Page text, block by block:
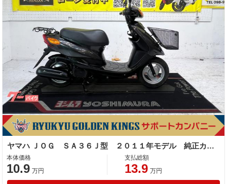
ヤマハ ＪＯＧ ＳＡ３６Ｊ型 ２０１１年モデル 純正カゴ リアキャリア ダークメタリック
本体価格
10.9 万円
支払総額
13.9 万円